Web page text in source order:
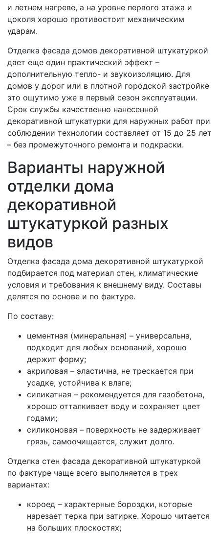
и летнем нагреве, а на уровне первого этажа и
цоколя хорошо противостоит механическим
ударам.
Отделка фасада домов декоративной штукатуркой
дает еще один практический эффект –
дополнительную тепло- и звукоизоляцию. Для
домов у дорог или в плотной городской застройке
это ощутимо уже в первый сезон эксплуатации.
Срок службы качественно нанесенной
декоративной штукатурки для наружных работ при
соблюдении технологии составляет от 15 до 25 лет
– без промежуточного ремонта и подкраски.
Варианты наружной
отделки дома
декоративной
штукатуркой разных
видов
Отделка фасада дома декоративной штукатуркой
подбирается под материал стен, климатические
условия и требования к внешнему виду. Составы
делятся по основе и по фактуре.
По составу:
цементная (минеральная) – универсальна,
подходит для любых оснований, хорошо
держит форму;
акриловая – эластична, не трескается при
усадке, устойчива к влаге;
силикатная – рекомендуется для газобетона,
хорошо отталкивает воду и сохраняет цвет
годами;
силиконовая – поверхность не задерживает
грязь, самоочищается, служит долго.
Отделка стен фасада декоративной штукатуркой
по фактуре чаще всего выполняется в трех
вариантах:
короед – характерные бороздки, которые
нарезает терка при затирке. Хорошо читается
на больших плоскостях;